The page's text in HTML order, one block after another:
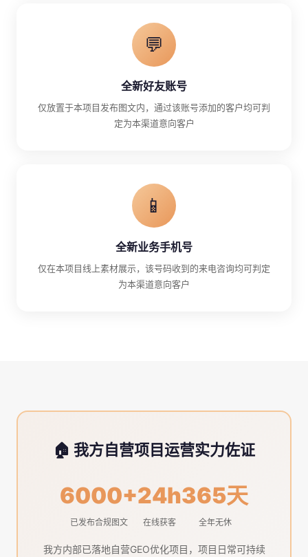
💬
全新好友账号
仅放置于本项目发布图文内，通过该账号添加的客户均可判
定为本渠道意向客户
📱
全新业务手机号
仅在本项目线上素材展示，该号码收到的来电咨询均可判定
为本渠道意向客户
🏠 我方自营项目运营实力佐证
6000+
已发布合规图文
24h
在线获客
365天
全年无休
我方内部已落地自营GEO优化项目，项目日常可持续